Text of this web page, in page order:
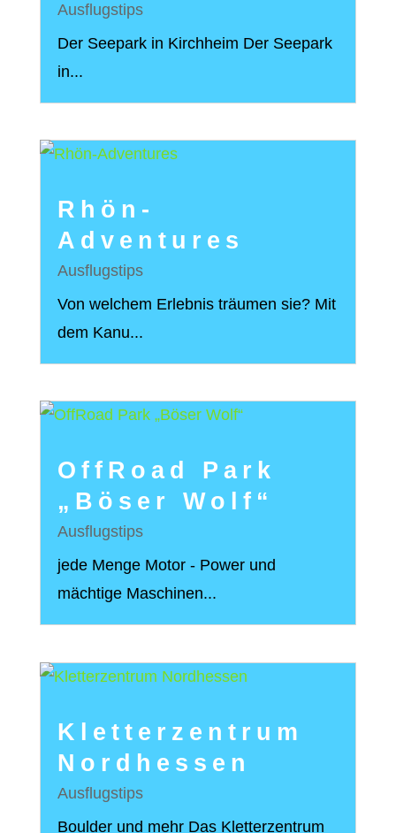
Ausflugstips
Der Seepark in Kirchheim Der Seepark
in...
Rhön-
Adventures
Ausflugstips
Von welchem Erlebnis träumen sie? Mit
dem Kanu...
OffRoad Park
„Böser Wolf“
Ausflugstips
jede Menge Motor - Power und
mächtige Maschinen...
Kletterzentrum
Nordhessen
Ausflugstips
Boulder und mehr Das Kletterzentrum